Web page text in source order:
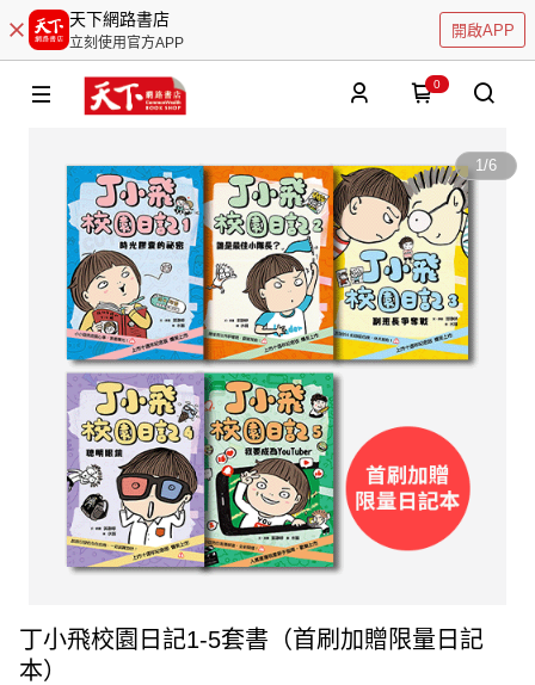
天下網路書店
立刻使用官方APP
開啟APP
0
1/6
丁小飛校園日記1-5套書（首刷加贈限量日記
本）